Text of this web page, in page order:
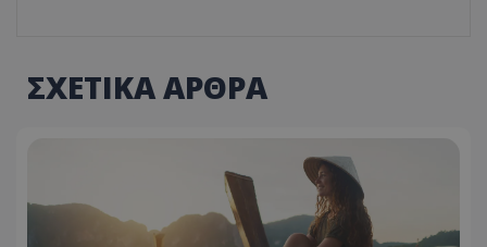
ΣΧΕΤΙΚΑ ΑΡΘΡΑ